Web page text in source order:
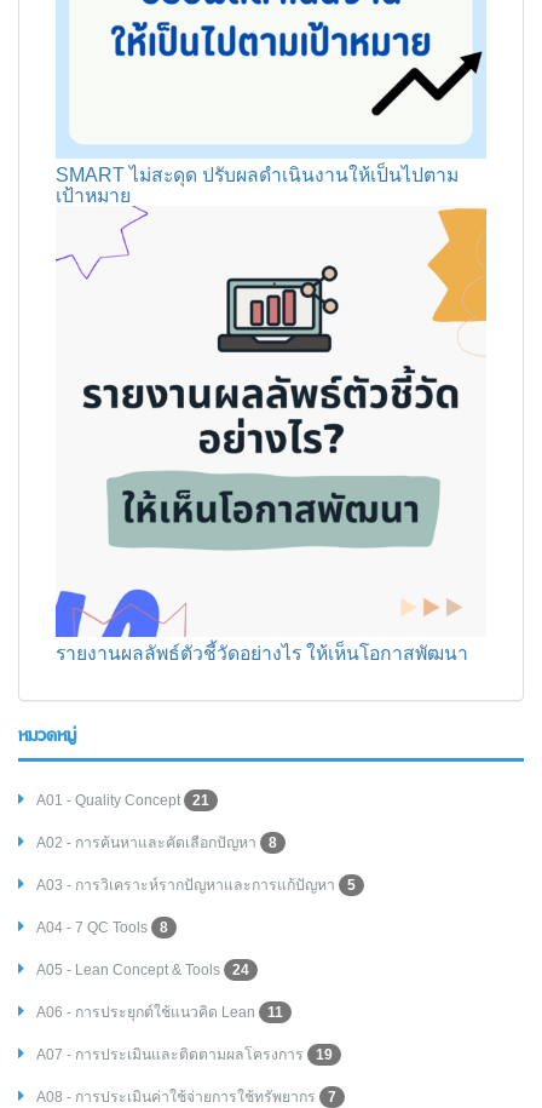
SMART ไม่สะดุด ปรับผลดำเนินงานให้เป็นไปตาม
เป้าหมาย
รายงานผลลัพธ์ตัวชี้วัดอย่างไร ให้เห็นโอกาสพัฒนา
หมวดหมู่
A01 - Quality Concept 21
A02 - การค้นหาและคัดเลือกปัญหา 8
A03 - การวิเคราะห์รากปัญหาและการแก้ปัญหา 5
A04 - 7 QC Tools 8
A05 - Lean Concept & Tools 24
A06 - การประยุกต์ใช้แนวคิด Lean 11
A07 - การประเมินและติดตามผลโครงการ 19
A08 - การประเมินค่าใช้จ่ายการใช้ทรัพยากร 7